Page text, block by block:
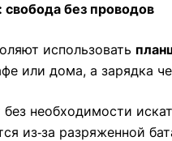
без проводов
использовать
или дома, а зарядка
необходимости
из‑за разряженной